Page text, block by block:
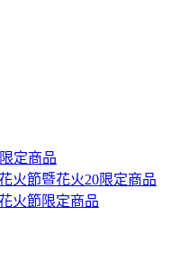
定商品
火節暨花火20限定商品
火節限定商品